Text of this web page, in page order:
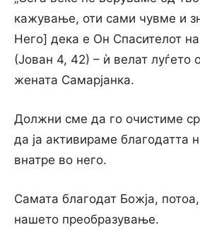
кажување, оти сами чувме и
Него] дека е Он Спасителот на
(Јован 4, 42) – ѝ велат луѓето
жената Самарјанка.
Должни сме да го очистиме
да ја активираме благодатта
внатре во него.
Самата благодат Божја,
нашето преобразување.